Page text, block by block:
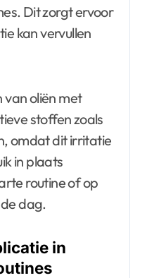
Dit zorgt ervoor
kan vervullen
oliën met
stoffen zoals
omdat dit irritatie
in plaats
routine of op
dag.
in